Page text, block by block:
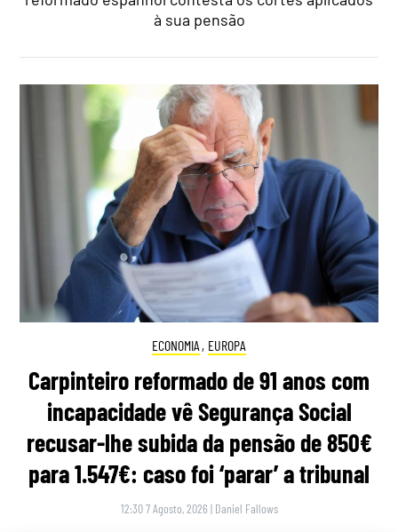
à sua pensão
ECONOMIA , EUROPA
Carpinteiro reformado de 91 anos com
incapacidade vê Segurança Social
recusar-lhe subida da pensão de 850€
para 1.547€: caso foi ‘parar’ a tribunal
12:30 7 Agosto, 2026 | Daniel Fallows